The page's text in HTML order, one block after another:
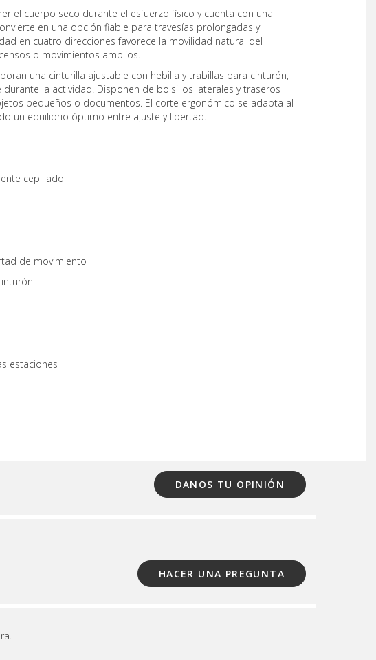
el cuerpo seco durante el esfuerzo físico y cuenta con una
en una opción fiable para travesías prolongadas y
en cuatro direcciones favorece la movilidad natural del
o movimientos amplios.
una cinturilla ajustable con hebilla y trabillas para cinturón,
la actividad. Disponen de bolsillos laterales y traseros
pequeños o documentos. El corte ergonómico se adapta al
un equilibrio óptimo entre ajuste y libertad.
cepillado
de movimiento
estaciones
DANOS TU OPINIÓN
HACER UNA PREGUNTA